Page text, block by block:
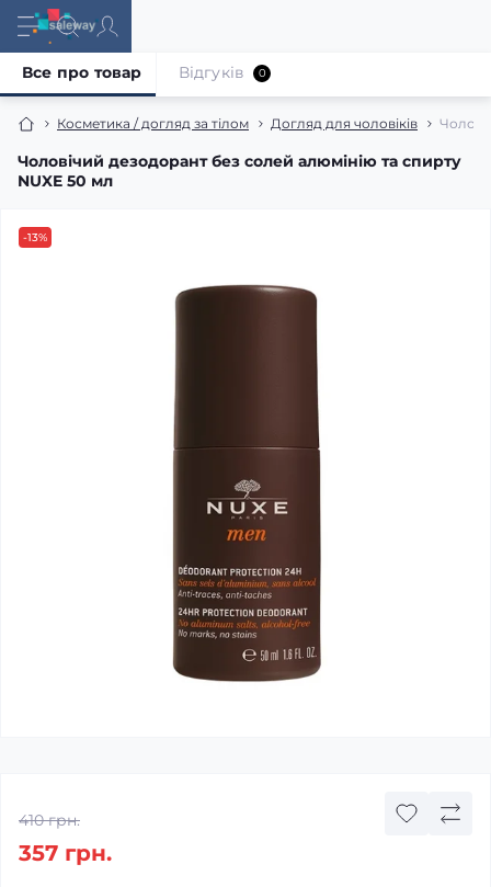
Косметика / догляд за тілом Догляд для чоловіків
Чоловічий дезодорант без солей алюмінію та спирту
NUXE 50 мл
Все про товар Відгуків 0
-13%
410 грн.
357 грн.